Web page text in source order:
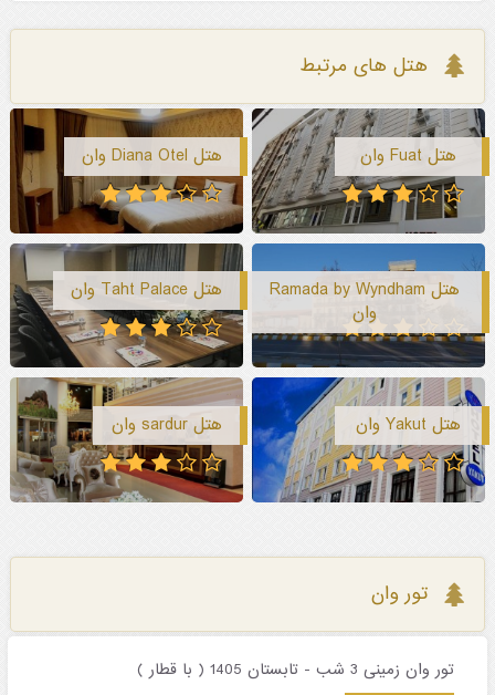
هتل های مرتبط
هتل Fuat وان هتل Diana Otel وان
هتل Ramada by Wyndham
وان
هتل Taht Palace وان
هتل Yakut وان هتل sardur وان
تور وان
تور وان زمینی 3 شب - تابستان 1405 ( با قطار )